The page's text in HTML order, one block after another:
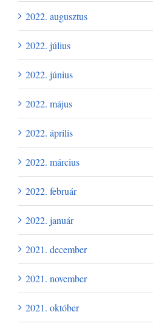
2022. augusztus
2022. július
2022. június
2022. május
2022. április
2022. március
2022. február
2022. január
2021. december
2021. november
2021. október